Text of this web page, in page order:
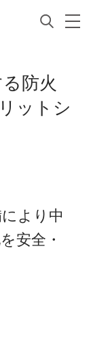
防火
ットシ
より中
安全・